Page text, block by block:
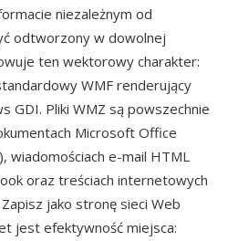
niezależnym od
odtworzony w dowolnej
ten wektorowy charakter:
WMF renderujący
GDI. Pliki WMZ są powszechnie
Microsoft Office
wiadomościach e-mail HTML
oraz treściach internetowych
jako stronę sieci Web
jest efektywność miejsca: